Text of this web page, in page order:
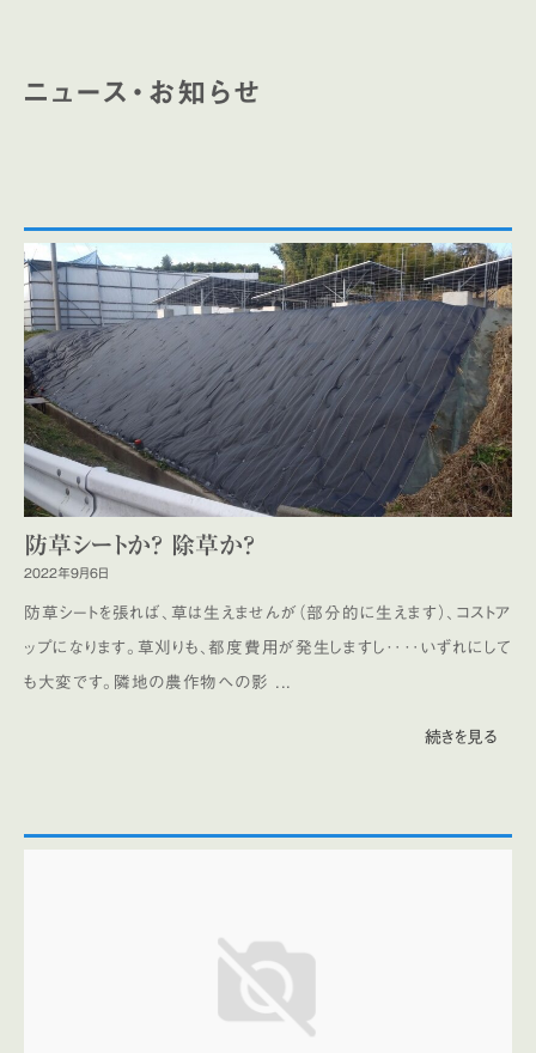
ニュース・お知らせ
防草シートか？ 除草か？
2022年9月6日
防草シートを張れば、草は生えませんが（部分的に生えます）、コストア
ップになります。草刈りも、都度費用が発生しますし‥‥いずれにして
も大変です。隣地の農作物への影 ...
続きを見る